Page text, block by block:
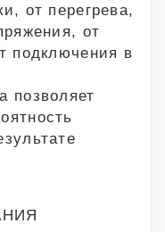
от перегрева,
от
подключения в
позволяет